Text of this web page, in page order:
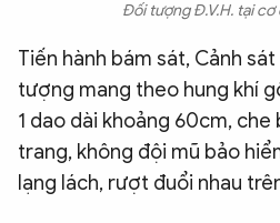
Đối tượng Đ.V.H. tại cơ
Tiến hành bám sát, Cảnh
tượng mang theo hung khí
1 dao dài khoảng 60cm, che
trang, không đội mũ bảo
lạng lách, rượt đuổi nhau